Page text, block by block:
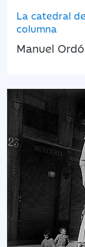
La catedral
columna
Manuel